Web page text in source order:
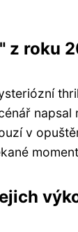
z roku
v